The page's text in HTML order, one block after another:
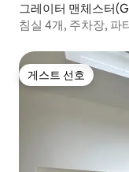
그레이터 맨체스터
침실 4개, 주차장, 파
게스트 선호
게스트 선호